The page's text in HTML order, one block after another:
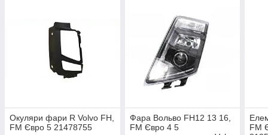
Окуляри фари R Volvo FH,
FM Євро 5 21478755
Фара Вольво FH12 13 16,
FM Євро 4 5
FM